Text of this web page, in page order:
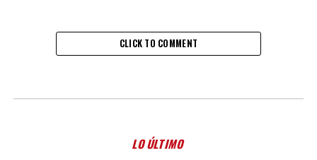
CLICK TO COMMENT
LO ÚLTIMO